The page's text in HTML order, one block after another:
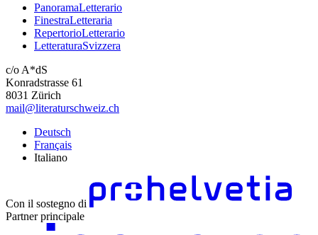
PanoramaLetterario
FinestraLetteraria
RepertorioLetterario
LetteraturaSvizzera
c/o A*dS
Konradstrasse 61
8031 Zürich
mail@literaturschweiz.ch
Deutsch
Français
Italiano
Con il sostegno di
Partner principale